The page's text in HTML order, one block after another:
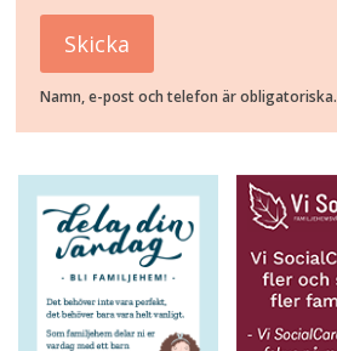
Namn, e-post och telefon är obligatoriska.